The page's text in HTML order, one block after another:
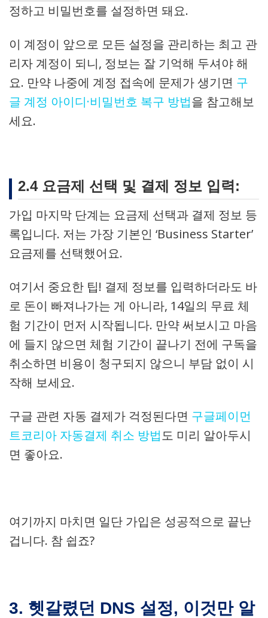
정하고 비밀번호를 설정하면 돼요.
이 계정이 앞으로 모든 설정을 관리하는 최고 관
리자 계정이 되니, 정보는 잘 기억해 두셔야 해
요. 만약 나중에 계정 접속에 문제가 생기면 구
글 계정 아이디·비밀번호 복구 방법을 참고해보
세요.
2.4 요금제 선택 및 결제 정보 입력:
가입 마지막 단계는 요금제 선택과 결제 정보 등
록입니다. 저는 가장 기본인 ‘Business Starter’
요금제를 선택했어요.
여기서 중요한 팁! 결제 정보를 입력하더라도 바
로 돈이 빠져나가는 게 아니라, 14일의 무료 체
험 기간이 먼저 시작됩니다. 만약 써보시고 마음
에 들지 않으면 체험 기간이 끝나기 전에 구독을
취소하면 비용이 청구되지 않으니 부담 없이 시
작해 보세요.
구글 관련 자동 결제가 걱정된다면 구글페이먼
트코리아 자동결제 취소 방법도 미리 알아두시
면 좋아요.
여기까지 마치면 일단 가입은 성공적으로 끝난
겁니다. 참 쉽죠?
3. 헷갈렸던 DNS 설정, 이것만 알